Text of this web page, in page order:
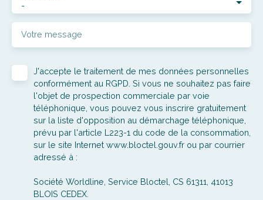
-
Votre message
J'accepte le traitement de mes données personnelles
conformément au RGPD. Si vous ne souhaitez pas faire
l'objet de prospection commerciale par voie
téléphonique, vous pouvez vous inscrire gratuitement
sur la liste d'opposition au démarchage téléphonique,
prévu par l'article L223-1 du code de la consommation,
sur le site Internet www.bloctel.gouv.fr ou par courrier
adressé à :
Société Worldline, Service Bloctel, CS 61311, 41013
BLOIS CEDEX.